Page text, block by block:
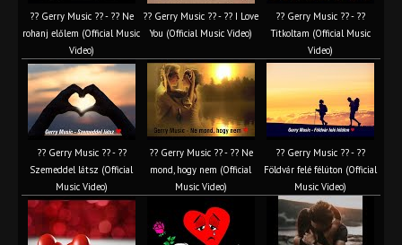
?? Gerry Music ?? - ?? Ne
rohanj előlem (Official Music
Video)
?? Gerry Music ?? - ?? I Love
You (Official Music Video)
?? Gerry Music ?? - ??
Titkoltam (Official Music
Video)
?? Gerry Music ?? - ??
Szemeddel látsz (Official
Music Video)
?? Gerry Music ?? - ?? Ne
mond, hogy nem (Official
Music Video)
?? Gerry Music ?? - ??
Földvár felé félúton (Official
Music Video)